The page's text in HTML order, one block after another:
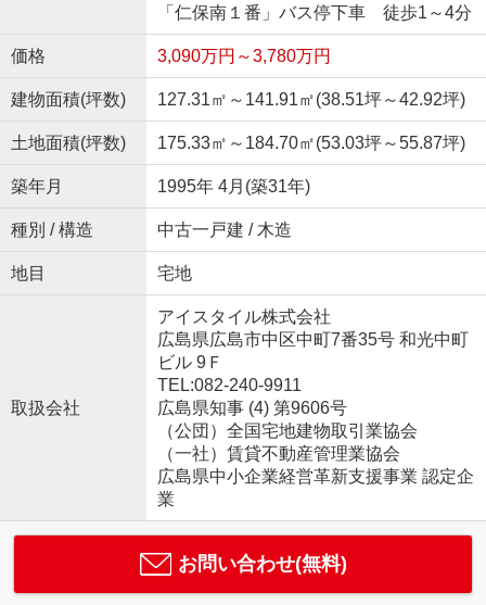
「仁保南１番」バス停下車 徒歩1～4分
価格 3,090万円～3,780万円
建物面積(坪数) 127.31㎡～141.91㎡(38.51坪～42.92坪)
土地面積(坪数) 175.33㎡～184.70㎡(53.03坪～55.87坪)
築年月 1995年 4月(築31年)
種別 / 構造 中古一戸建 / 木造
地目 宅地
取扱会社
アイスタイル株式会社
広島県広島市中区中町7番35号 和光中町
ビル 9Ｆ
TEL:082-240-9911
広島県知事 (4) 第9606号
（公団）全国宅地建物取引業協会
（一社）賃貸不動産管理業協会
広島県中小企業経営革新支援事業 認定企
業
お問い合わせ(無料)